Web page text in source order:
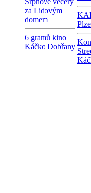
Srpnové večery
za Lidovým
domem
6 gramů kino
Káčko Dobřany